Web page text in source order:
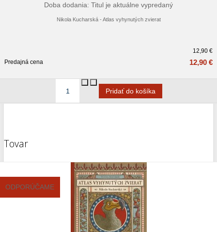
Doba dodania: Titul je aktuálne vypredaný
Nikola Kucharská - Atlas vyhynutých zvierat
12,90 €
Predajná cena
12,90 €
Tovar
ODPORÚČAME